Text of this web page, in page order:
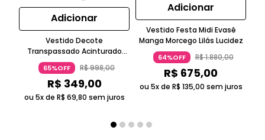
Adicionar
Vestido Decote
Transpassado Acinturado
Evasê Midi Tela Sem Manga
Bege Claro
65%OFF R$998,00
R$ 349,00
ou 5x de R$ 69,80 sem juros
Adicionar
Vestido Festa Midi Evasê
Manga Morcego Lilás Lucidez
64%OFF R$1.880,00
R$ 675,00
ou 5x de R$ 135,00 sem juros